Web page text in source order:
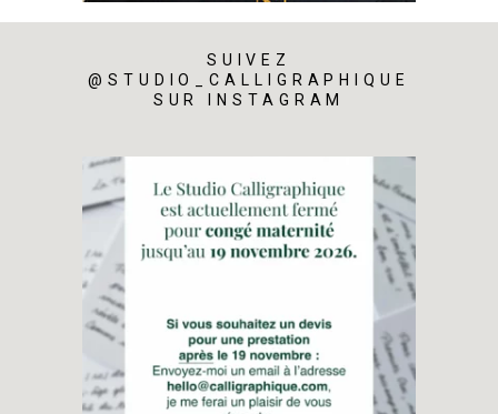
SUIVEZ
@STUDIO_CALLIGRAPHIQUE
SUR INSTAGRAM